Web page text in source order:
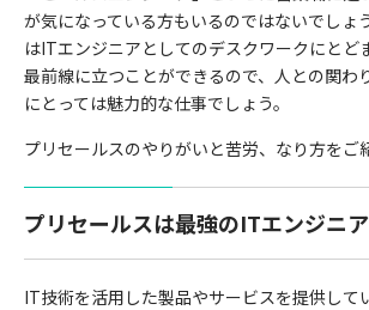
が気になっている方もいるのではないでしょ
はITエンジニアとしてのデスクワークにとど
最前線に立つことができるので、人との関わ
にとっては魅力的な仕事でしょう。
プリセールスのやりがいと苦労、なり方をご
プリセールスは最強のITエンジニ
IT技術を活用した製品やサービスを提供して